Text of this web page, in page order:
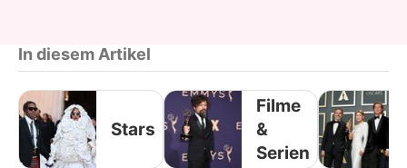
In diesem Artikel
Stars
Filme
&
Serien